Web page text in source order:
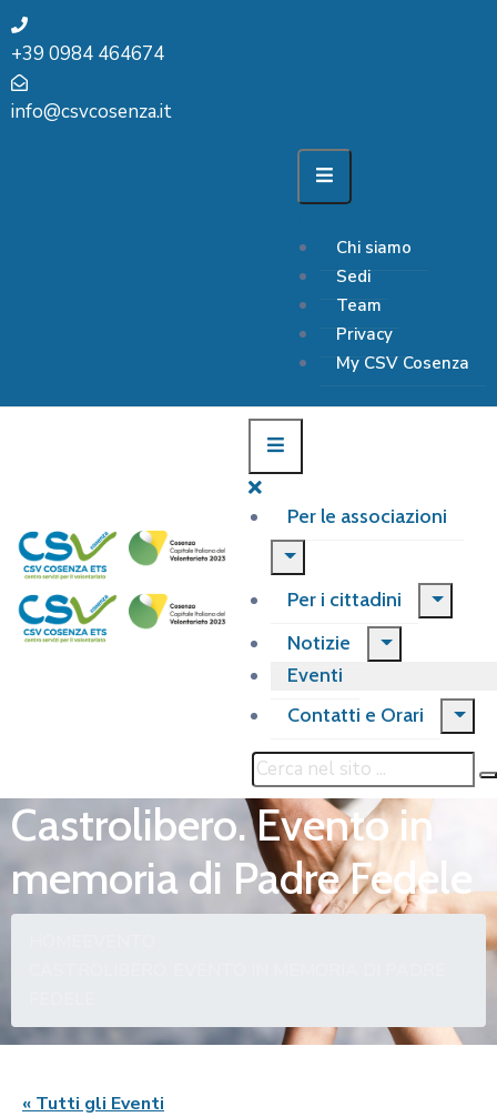
+39 0984 464674
info@csvcosenza.it
Chi siamo
Sedi
Team
Privacy
My CSV Cosenza
Per le associazioni
Per i cittadini
Notizie
Eventi
Contatti e Orari
Castrolibero. Evento in
memoria di Padre Fedele
« Tutti gli Eventi